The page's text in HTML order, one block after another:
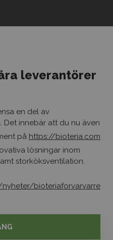
och miljö/14001
leverantörer
en del av
Det innebär att du nu även
på https://bioteria.com
lösningar inom
storköksventilation.
bioteriaforvarvarre